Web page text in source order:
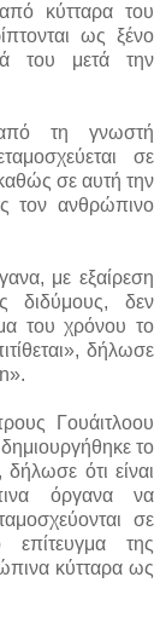
κύτταρα του
ως ξένο
του μετά την
τη γνωστή
σε
σε αυτή την
τον ανθρώπινο
με εξαίρεση
διδύμους, δεν
του χρόνου το
δήλωσε
Γουάιτλοου
το
ότι είναι
όργανα να
σε
της
κύτταρα ως